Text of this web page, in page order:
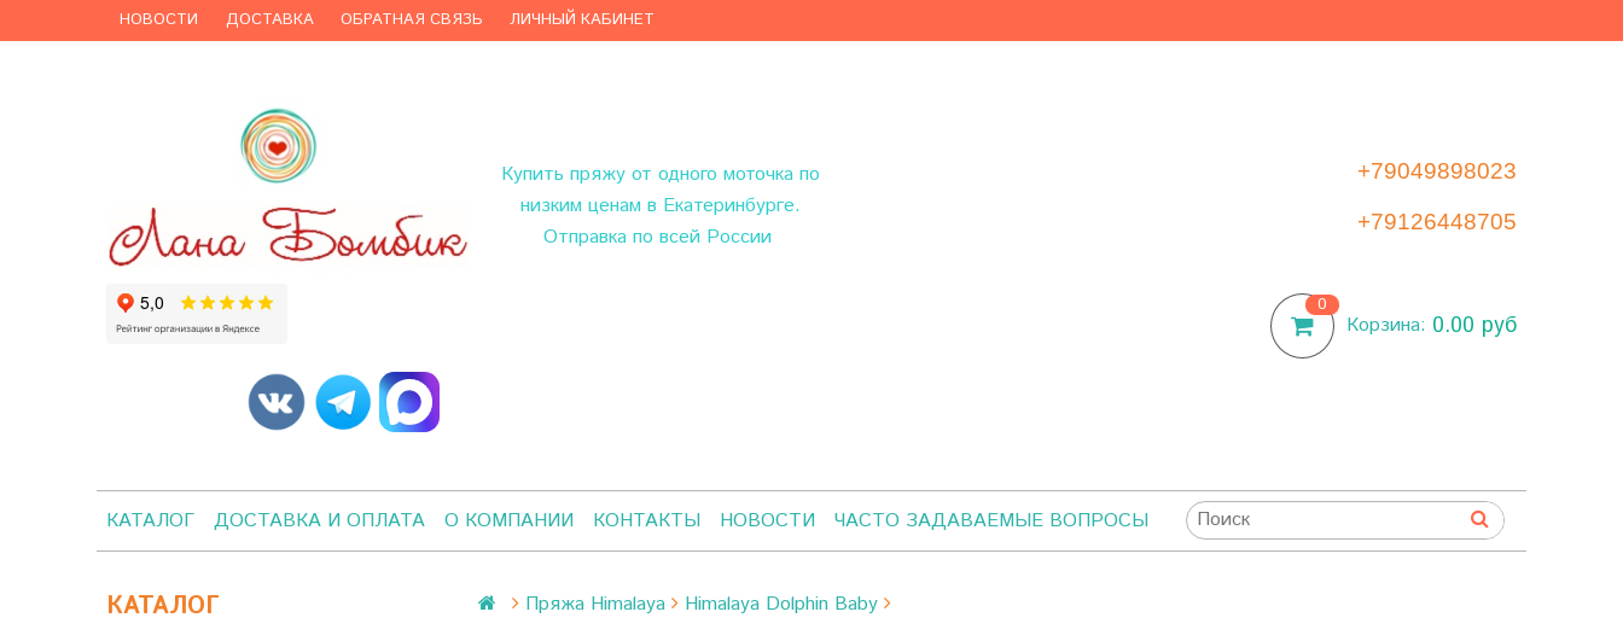
НОВОСТИ ДОСТАВКА ОБРАТНАЯ СВЯЗЬ ЛИЧНЫЙ КАБИНЕТ
Купить пряжуот одного моточка по
низким ценам в Екатеринбурге.
Отправка по всей России
+79049898023
+79126448705
0
Корзина: 0.00 руб
КАТАЛОГ ДОСТАВКА И ОПЛАТА О КОМПАНИИ КОНТАКТЫ НОВОСТИ ЧАСТО ЗАДАВАЕМЫЕ ВОПРОСЫ
КАТАЛОГ Пряжа Himalaya Himalaya Dolphin Baby